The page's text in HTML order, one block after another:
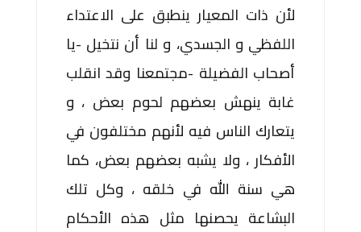
لأن ذات المعيار ينطبق على الاعتداء
اللفظي و الجسدي، و لنا أن نتخيل -يا
أصحاب الفضيلة -مجتمعنا وقد انقلب
غابة ينهش بعضهم لحوم بعض ، و
يتعارك الناس فيه لأنهم مختلفون في
الأفكار ، ولا يشبه بعضهم بعض، كما
هي سنة الله في خلقه ، وكل تلك
البشاعة يحصنها مثل هذه الأحكام